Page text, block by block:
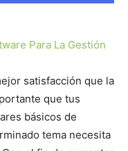
Para La Gestión
satisfacción que la
que tus
básicos de
tema necesita